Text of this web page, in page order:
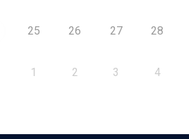
25 26 27 28
1 2 3 4